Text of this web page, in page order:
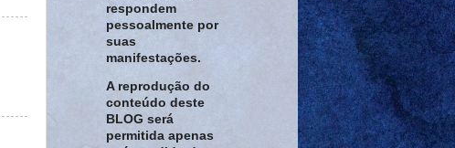
respondem
pessoalmente por
suas
manifestações.
A reprodução do
conteúdo deste
BLOG será
permitida apenas